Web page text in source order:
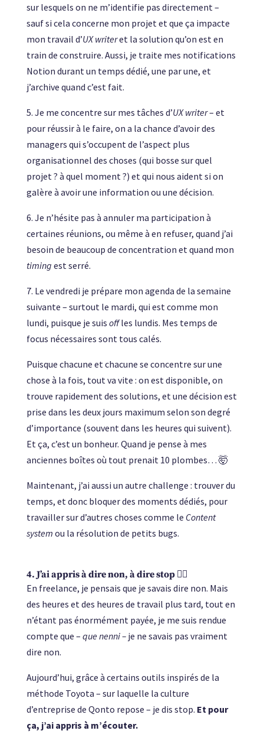
sur lesquels on ne m’identifie pas directement –
sauf si cela concerne mon projet et que ça impacte
mon travail d’UX writeret la solution qu’on est en
train de construire. Aussi, je traite mes notifications
Notion durant un temps dédié, une par une, et
j’archive quand c’est fait.
5. Je me concentre sur mes tâches d’UX writer– et
pour réussir à le faire, on a la chance d’avoir des
managers qui s’occupent de l’aspect plus
organisationnel des choses (qui bosse sur quel
projet ? à quel moment ?) et qui nous aident si on
galère à avoir une information ou une décision.
6. Je n’hésite pas à annuler ma participation à
certaines réunions, ou même à en refuser, quand j’ai
besoin de beaucoup de concentration et quand mon
timing est serré.
7. Le vendredi je prépare mon agenda de la semaine
suivante – surtout le mardi, qui est comme mon
lundi, puisque je suis offles lundis. Mes temps de
focus nécessaires sont tous calés.
Puisque chacune et chacune se concentre sur une
chose à la fois, tout va vite : on est disponible, on
trouve rapidement des solutions, et une décision est
prise dans les deux jours maximum selon son degré
d’importance (souvent dans les heures qui suivent).
Et ça, c’est un bonheur. Quand je pense à mes
anciennes boîtes où tout prenait 10 plombes… 🤯
Maintenant, j’ai aussi un autre challenge : trouver du
temps, et donc bloquer des moments dédiés, pour
travailler sur d’autres choses comme le Content
system ou la résolution de petits bugs.
4. J’ai appris à dire non, à dire stop 🙅‍♀️
En freelance, je pensais que je savais dire non. Mais
des heures et des heures de travail plus tard, tout en
n’étant pas énormément payée, je me suis rendue
compte que – que nenni –je ne savais pas vraiment
dire non.
Aujourd’hui, grâce à certains outils inspirés de la
méthode Toyota – sur laquelle la culture
d’entreprise de Qonto repose – je dis stop. Et pour
ça, j’ai appris à m’écouter.